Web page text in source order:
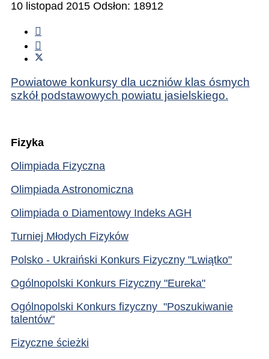
10 listopad 2015 Odsłon: 18912
Powiatowe konkursy dla uczniów klas ósmych
szkół podstawowych powiatu jasielskiego.
Fizyka
Olimpiada Fizyczna
Olimpiada Astronomiczna
Olimpiada o Diamentowy Indeks AGH
Turniej Młodych Fizyków
Polsko - Ukraiński Konkurs Fizyczny "Lwiątko"
Ogólnopolski Konkurs Fizyczny "Eureka"
Ogólnopolski Konkurs fizyczny "Poszukiwanie
talentów"
Fizyczne ścieżki